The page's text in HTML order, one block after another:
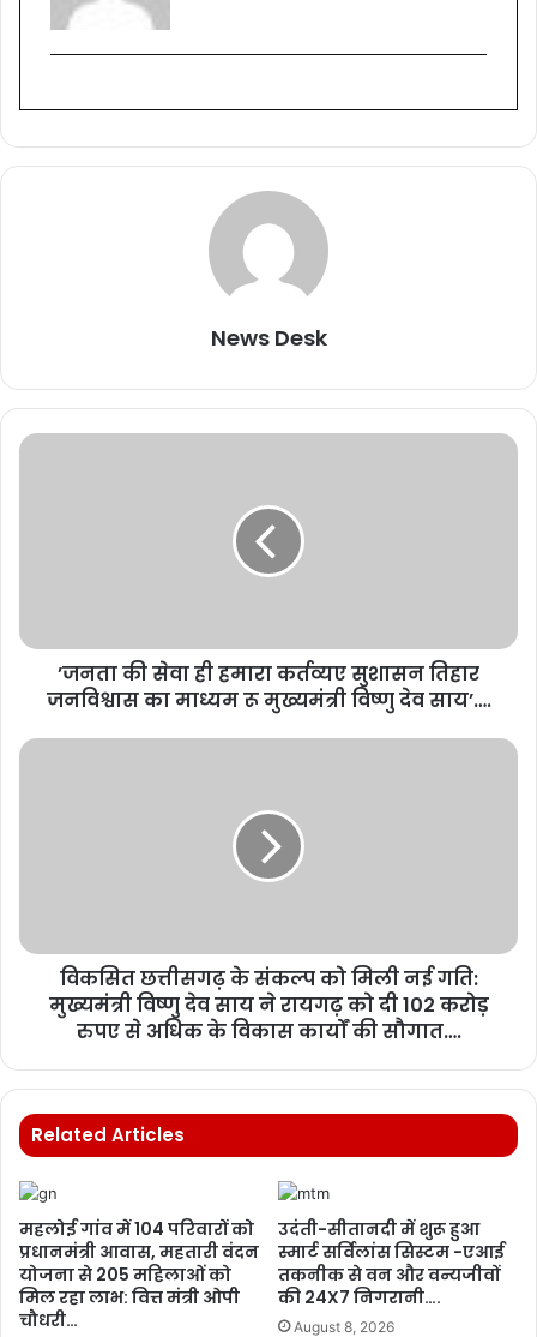
News Desk
’जनता की सेवा ही हमारा कर्तव्यए सुशासन तिहार
जनविश्वास का माध्यम रू मुख्यमंत्री विष्णु देव साय’….
विकसित छत्तीसगढ़ के संकल्प को मिली नई गति:
मुख्यमंत्री विष्णु देव साय ने रायगढ़ को दी 102 करोड़
रुपए से अधिक के विकास कार्यों की सौगात….
Related Articles
महलोई गांव में 104 परिवारों को
प्रधानमंत्री आवास, महतारी वंदन
योजना से 205 महिलाओं को
मिल रहा लाभ: वित्त मंत्री ओपी
चौधरी…
उदंती-सीतानदी में शुरू हुआ
स्मार्ट सर्विलांस सिस्टम -एआई
तकनीक से वन और वन्यजीवों
की 24X7 निगरानी….
August 8, 2026